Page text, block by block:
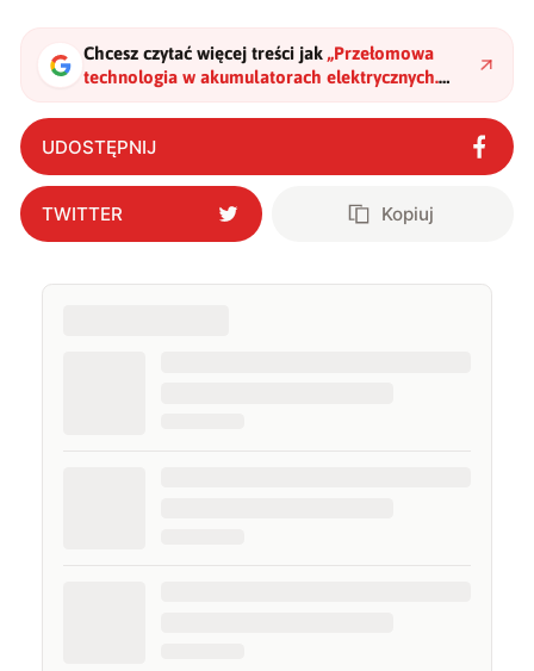
Chcesz czytać więcej treści jak „Przełomowa
technologia w akumulatorach elektrycznych.
Metalowe włókna kluczem do sukcesu"?
UDOSTĘPNIJ
TWITTER Kopiuj